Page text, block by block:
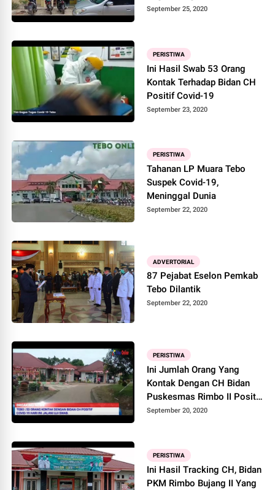
Selanjutnya
September 25, 2020
PERISTIWA
Ini Hasil Swab 53 Orang
Kontak Terhadap Bidan CH
Positif Covid-19
September 23, 2020
PERISTIWA
Tahanan LP Muara Tebo
Suspek Covid-19,
Meninggal Dunia
September 22, 2020
ADVERTORIAL
87 Pejabat Eselon Pemkab
Tebo Dilantik
September 22, 2020
PERISTIWA
Ini Jumlah Orang Yang
Kontak Dengan CH Bidan
Puskesmas Rimbo II Positif
Covid-19
September 20, 2020
PERISTIWA
Ini Hasil Tracking CH, Bidan
PKM Rimbo Bujang II Yang